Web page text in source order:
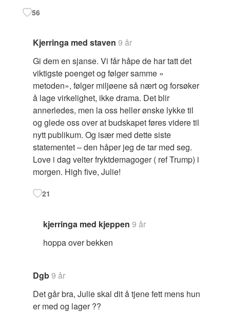
56
Kjerringa med staven 9 år
Gi dem en sjanse. Vi får håpe de har tatt det
viktigste poenget og følger samme »
metoden», følger miljøene så nært og forsøker
å lage virkelighet, ikke drama. Det blir
annerledes, men la oss heller ønske lykke til
og glede oss over at budskapet føres videre til
nytt publikum. Og især med dette siste
statementet – den håper jeg de tar med seg.
Love i dag velter fryktdemagoger ( ref Trump) i
morgen. High five, Julie!
21
kjerringa med kjeppen 9 år
hoppa over bekken
Dgb9 år
Det går bra, Julie skal dit å tjene fett mens hun
er med og lager ??